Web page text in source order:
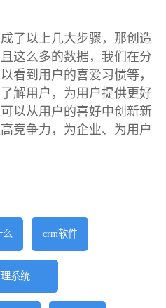
了以上几大步骤，那创造
这么多的数据，我们在分
看到用户的喜爱习惯等，
解用户，为用户提供更好
以从用户的喜好中创新新
竞争力，为企业、为用户
么 crm软件
crm管理系统软件